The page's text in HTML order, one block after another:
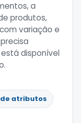
a
produtos,
variação e
disponível
atributos